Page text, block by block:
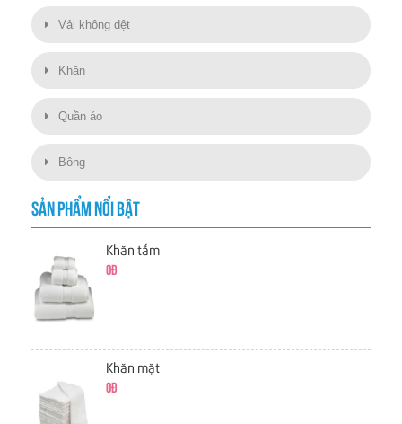
Vải không dệt
Khăn
Quần áo
Bông
SẢN PHẨM NỔI BẬT
Khăn tắm
0đ
Khăn mặt
0đ